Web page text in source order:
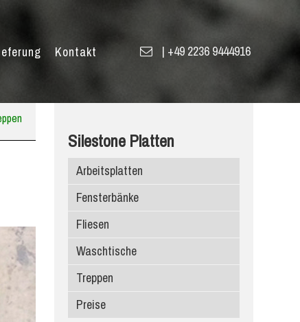
| +49 2236 9444916
Kontakt
Silestone Platten
Arbeitsplatten
Fensterbänke
Fliesen
Waschtische
Treppen
Preise